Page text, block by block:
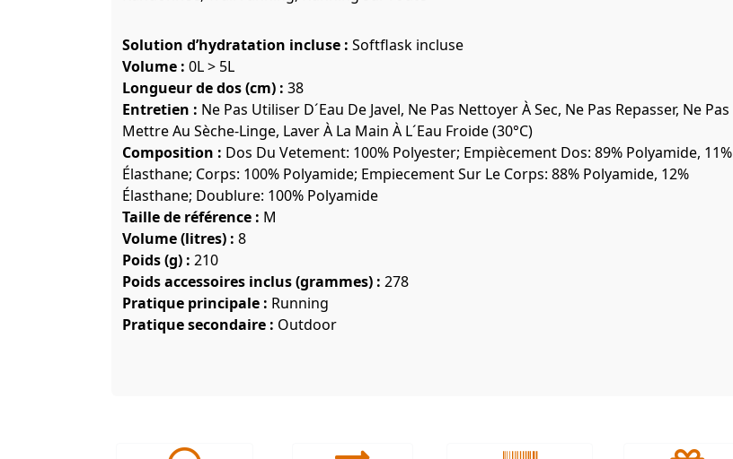
Solution d’hydratation incluse : Softflask incluse
Volume : 0L > 5L
Longueur de dos (cm) : 38
Entretien : Ne Pas Utiliser D´Eau De Javel, Ne Pas Nettoyer À Sec, Ne Pas Repasser, Ne Pas
Mettre Au Sèche-Linge, Laver À La Main À L´Eau Froide (30°C)
Composition : Dos Du Vetement: 100% Polyester; Empiècement Dos: 89% Polyamide, 11%
Élasthane; Corps: 100% Polyamide; Empiecement Sur Le Corps: 88% Polyamide, 12%
Élasthane; Doublure: 100% Polyamide
Taille de référence : M
Volume (litres) : 8
Poids (g) : 210
Poids accessoires inclus (grammes) : 278
Pratique principale : Running
Pratique secondaire : Outdoor